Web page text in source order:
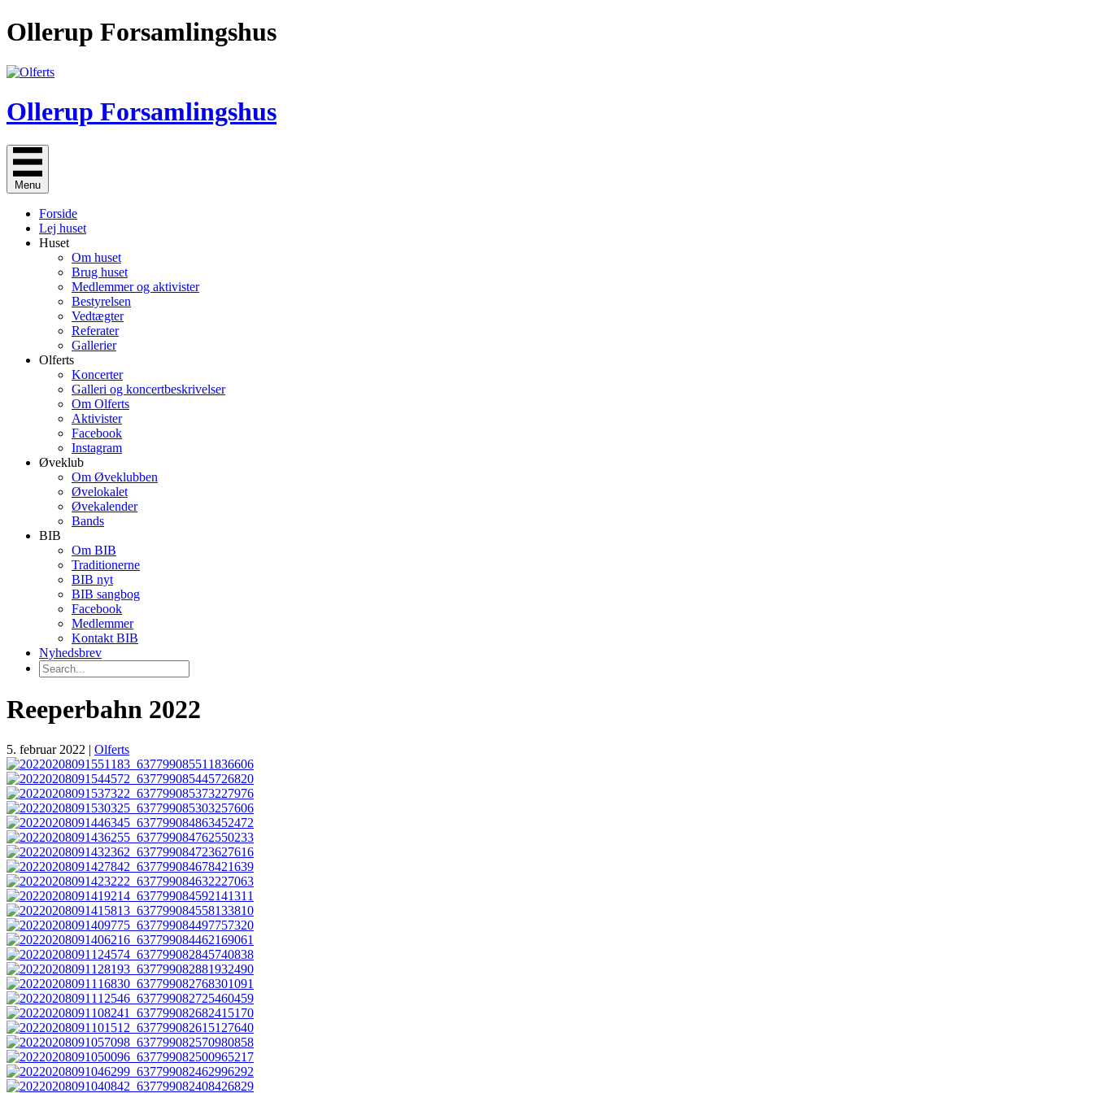
Gå
til
Ollerup Forsamlingshus
Ollerup Forsamlingshus
Menu
Forside
Lej huset
Huset
Om huset
Brug huset
Medlemmer og aktivister
Bestyrelsen
Vedtægter
Referater
Gallerier
Olferts
Koncerter
Galleri og koncertbeskrivelser
Om Olferts
Aktivister
Facebook
Instagram
Øveklub
Om Øveklubben
Øvelokalet
Øvekalender
Bands
BIB
Om BIB
Traditionerne
BIB nyt
BIB sangbog
Facebook
Medlemmer
Kontakt BIB
Nyhedsbrev
Reeperbahn 2022
5. februar 2022 | Olferts